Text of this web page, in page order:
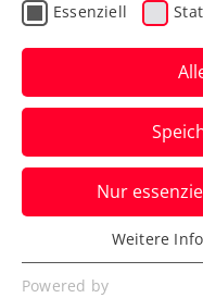
Allgemeine Klasse
MEER
200
Essenziell
Nur
Essenziell
Essenzielle Cookies
Weitere
Powered by